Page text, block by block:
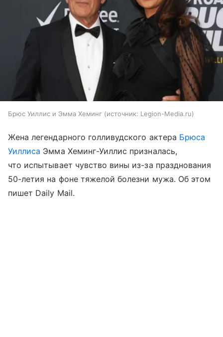
Брюс Уиллис и Эмма Хеминг источник: Legion-Media.ru
Жена легендарного голливудского актера Брюса
Уиллиса Эмма Хеминг-Уиллис призналась,
что испытывает чувство вины из-за празднования
50-летия на фоне тяжелой болезни мужа. Об этом
пишет Daily Mail.